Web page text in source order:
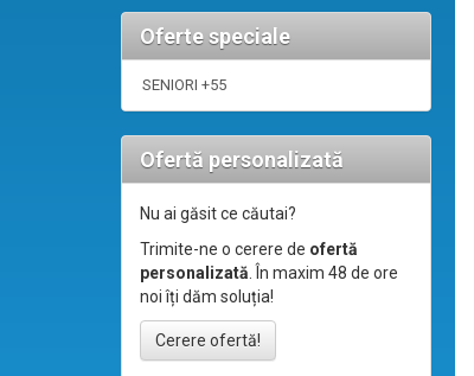
Oferte speciale
SENIORI +55
Ofertă personalizată
Nu ai găsit ce căutai?
Trimite-ne o cerere de ofertă
personalizată. În maxim 48 de ore
noi îți dăm soluția!
Cerere ofertă!